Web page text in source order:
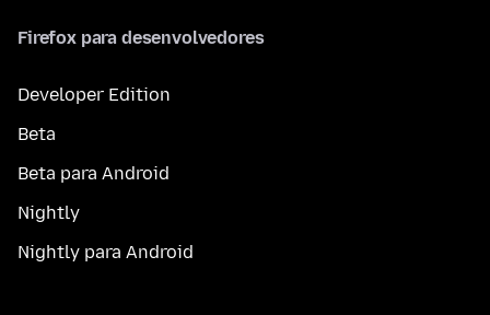
Firefox para desenvolvedores
Developer Edition
Beta
Beta para Android
Nightly
Nightly para Android